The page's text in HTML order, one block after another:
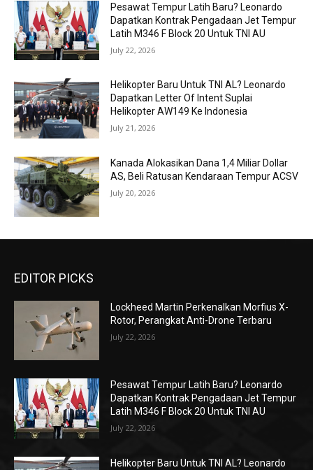
Pesawat Tempur Latih Baru? Leonardo
Dapatkan Kontrak Pengadaan Jet Tempur
Latih M346 F Block 20 Untuk TNI AU
July 22, 2026
Helikopter Baru Untuk TNI AL? Leonardo
Dapatkan Letter Of Intent Suplai
Helikopter AW149 Ke Indonesia
July 21, 2026
Kanada Alokasikan Dana 1,4 Miliar Dollar
AS, Beli Ratusan Kendaraan Tempur ACSV
July 20, 2026
EDITOR PICKS
Lockheed Martin Perkenalkan Morfius X-
Rotor, Perangkat Anti-Drone Terbaru
July 22, 2026
Pesawat Tempur Latih Baru? Leonardo
Dapatkan Kontrak Pengadaan Jet Tempur
Latih M346 F Block 20 Untuk TNI AU
July 22, 2026
Helikopter Baru Untuk TNI AL? Leonardo